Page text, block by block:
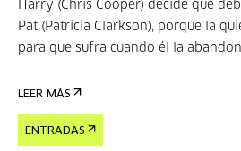
Harry (Chris Cooper) decide que
Pat (Patricia Clarkson), porque la
para que sufra cuando él la
LEER MÁS
ENTRADAS